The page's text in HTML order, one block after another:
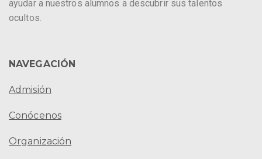
ayudar a nuestros alumnos a descubrir sus talentos
ocultos.
NAVEGACIÓN
Admisión
Conócenos
Organización